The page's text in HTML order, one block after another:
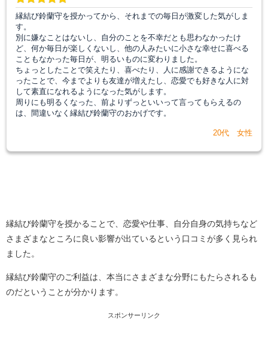
縁結び鈴蘭守を授かってから、それまでの毎日が激変した気がしま
す。
別に嫌なことはないし、自分のことを不幸だとも思わなかったけ
ど、何か毎日が楽しくないし、他の人みたいに小さな幸せに喜べる
こともなかった毎日が、明るいものに変わりました。
ちょっとしたことで笑えたり、喜べたり、人に感謝できるようにな
ったことで、今までよりも友達が増えたし、恋愛でも好きな人に対
して素直になれるようになった気がします。
周りにも明るくなった、前よりずっといいって言ってもらえるの
は、間違いなく縁結び鈴蘭守のおかげです。
20代 女性
縁結び鈴蘭守を授かることで、恋愛や仕事、自分自身の気持ちなど
さまざまなところに良い影響が出ているという口コミが多く見られ
ました。
縁結び鈴蘭守のご利益は、本当にさまざまな分野にもたらされるも
のだということが分かります。
スポンサーリンク